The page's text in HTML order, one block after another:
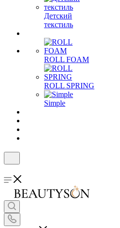
Детский
текстиль
ROLL FOAM
ROLL SPRING
Simple